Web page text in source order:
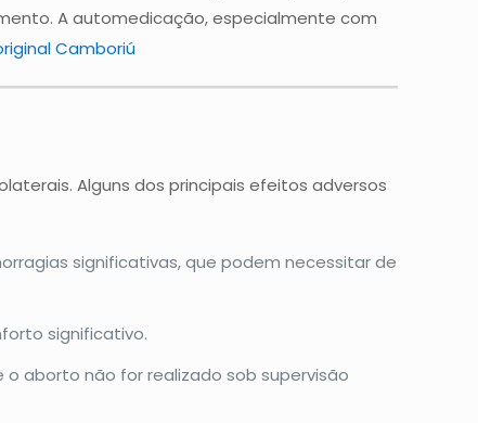
A automedicação, especialmente com
Camboriú
Alguns dos principais efeitos adversos
significativas, que podem necessitar de
significativo.
aborto não for realizado sob supervisão